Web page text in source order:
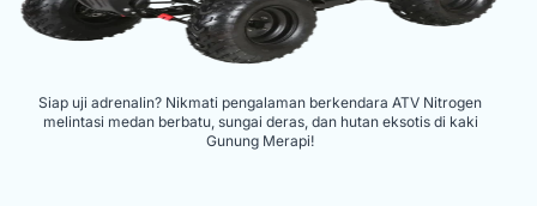
Siap uji adrenalin? Nikmati pengalaman berkendara ATV Nitrogen
melintasi medan berbatu, sungai deras, dan hutan eksotis di kaki
Gunung Merapi!